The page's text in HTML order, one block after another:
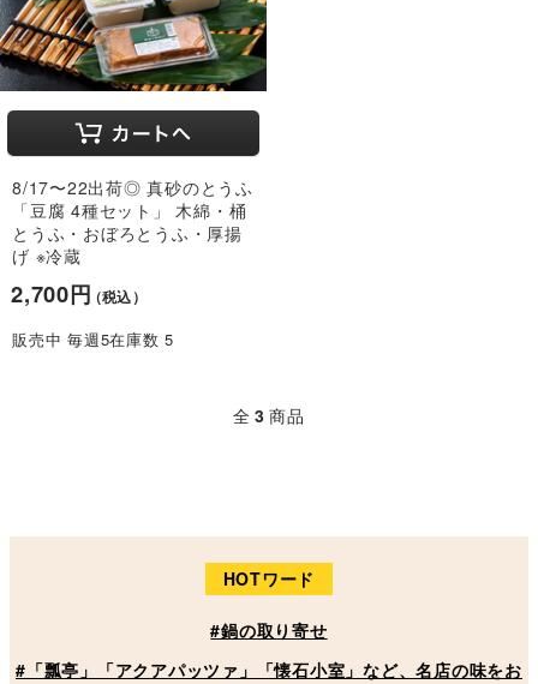
8/17〜22出荷◎ 真砂のとうふ
「豆腐 4種セット」 木綿・桶
とうふ・おぼろとうふ・厚揚
げ ※冷蔵
2,700円（税込）
販売中 毎週5在庫数 5
全 3 商品
HOTワード
#鍋の取り寄せ
#「瓢亭」「アクアパッツァ」「懐石小室」など、名店の味をお